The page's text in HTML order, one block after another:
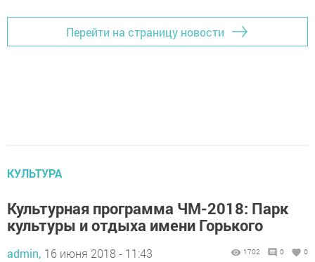
Перейти на страницу новости
КУЛЬТУРА
Культурная программа ЧМ-2018: Парк
культуры и отдыха имени Горького
admin, 16 июня 2018 - 11:43 1702 0 0